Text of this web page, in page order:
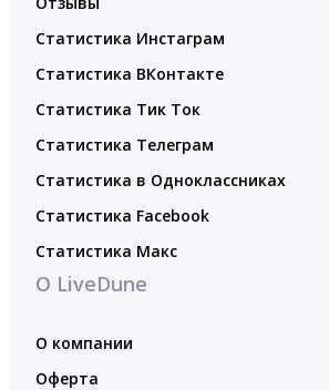
Статистика Инстаграм
Статистика ВКонтакте
Статистика Тик Ток
Статистика Телеграм
Статистика в Одноклассниках
Статистика Facebook
Статистика Макс
О LiveDune
О компании
Оферта